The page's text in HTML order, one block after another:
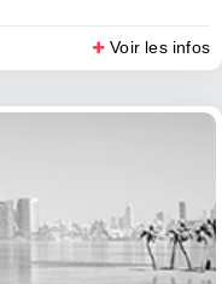
Voir les infos